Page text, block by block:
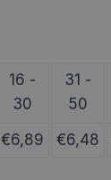
16 -
30
31 -
50
€6,89 €6,48